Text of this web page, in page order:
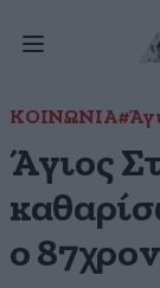
ΚΟΙΝΩΝΙΑ
Άγιος
ο